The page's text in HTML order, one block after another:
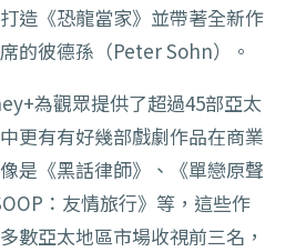
造《恐龍當家》並帶著全新作
的彼德孫（Peter Sohn）。
為觀眾提供了超過45部亞太
更有有好幾部戲劇作品在商業
是《黑話律師》、《單戀原聲
：友情旅行》等，這些作
數亞太地區市場收視前三名，